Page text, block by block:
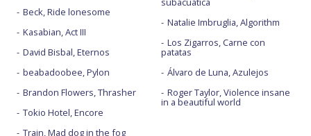
Beck, Ride lonesome
Kasabian, Act III
David Bisbal, Eternos
beabadoobee, Pylon
Brandon Flowers, Thrasher
Tokio Hotel, Encore
Train, Mad dog in the fog
Natalie Imbruglia, Algorithm
Los Zigarros, Carne con
patatas
Álvaro de Luna, Azulejos
Roger Taylor, Violence insane
in a beautiful world